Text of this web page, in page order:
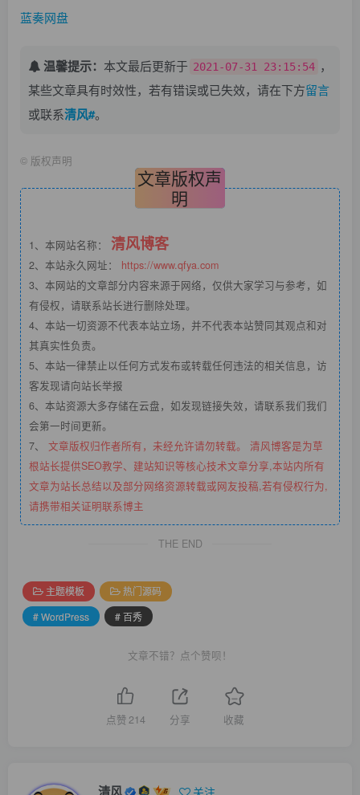
蓝奏网盘
温馨提示： 本文最后更新于 2021-07-31 23:15:54 ，
某些文章具有时效性，若有错误或已失效，请在下方留言
或联系清风#。
© 版权声明
文章版权声
明
1、本网站名称： 清风博客
2、本站永久网址： https://www.qfya.com
3、本网站的文章部分内容来源于网络，仅供大家学习与参考，如
有侵权，请联系站长进行删除处理。
4、本站一切资源不代表本站立场，并不代表本站赞同其观点和对
其真实性负责。
5、本站一律禁止以任何方式发布或转载任何违法的相关信息，访
客发现请向站长举报
6、本站资源大多存储在云盘，如发现链接失效，请联系我们我们
会第一时间更新。
7、 文章版权归作者所有，未经允许请勿转载。 清风博客是为草
根站长提供SEO教学、建站知识等核心技术文章分享,本站内所有
文章为站长总结以及部分网络资源转载或网友投稿,若有侵权行为,
请携带相关证明联系博主
THE END
主题模板
热门源码
# WordPress
# 百秀
文章不错？点个赞呗！
点赞214 分享 收藏
关注